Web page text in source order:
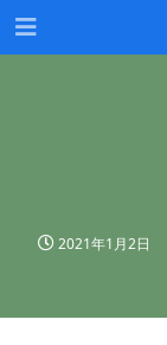
2021年1月2日